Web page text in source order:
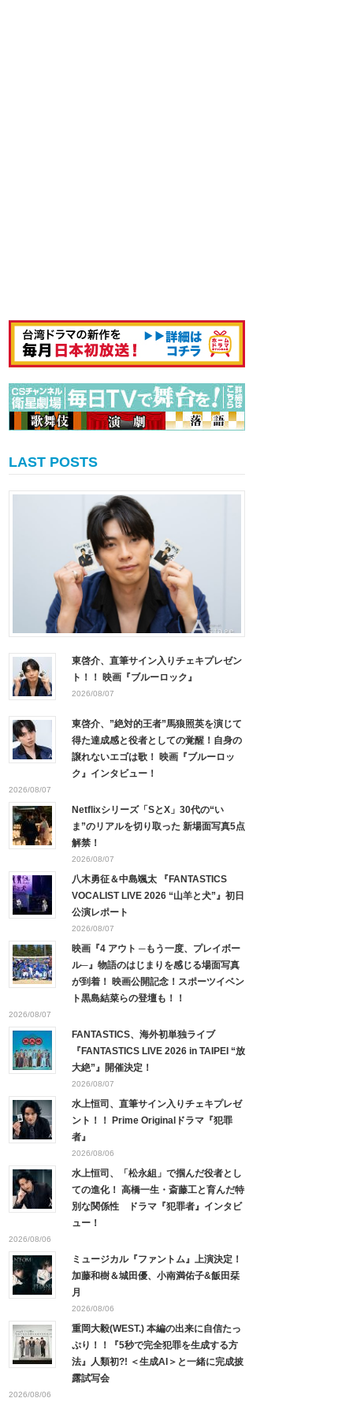
LAST POSTS
東啓介、直筆サイン入りチェキプレゼン
ト！！ 映画『ブルーロック』
2026/08/07
東啓介、”絶対的王者”馬狼照英を演じて
得た達成感と役者としての覚醒！自身の
譲れないエゴは歌！ 映画『ブルーロッ
ク』インタビュー！
2026/08/07
Netflixシリーズ「SとX」30代の“い
ま”のリアルを切り取った 新場面写真5点
解禁！
2026/08/07
八木勇征＆中島颯太 『FANTASTICS
VOCALIST LIVE 2026 “山羊と犬”』初日
公演レポート
2026/08/07
映画『4 アウト ─もう一度、プレイボー
ル─』物語のはじまりを感じる場面写真
が到着！ 映画公開記念！スポーツイベン
ト黒島結菜らの登壇も！！
2026/08/07
FANTASTICS、海外初単独ライブ
『FANTASTICS LIVE 2026 in TAIPEI “放
大絶”』開催決定！
2026/08/07
水上恒司、直筆サイン入りチェキプレゼ
ント！！ Prime Originalドラマ『犯罪
者』
2026/08/06
水上恒司、「松永組」で掴んだ役者とし
ての進化！ 高橋一生・斎藤工と育んだ特
別な関係性 ドラマ『犯罪者』インタビ
ュー！
2026/08/06
ミュージカル『ファントム』上演決定！
加藤和樹＆城田優、小南満佑子&飯田栞
月
2026/08/06
重岡大毅(WEST.) 本編の出来に自信たっ
ぷり！！『5秒で完全犯罪を生成する方
法』人類初?! ＜生成AI＞と一緒に完成披
露試写会
2026/08/06